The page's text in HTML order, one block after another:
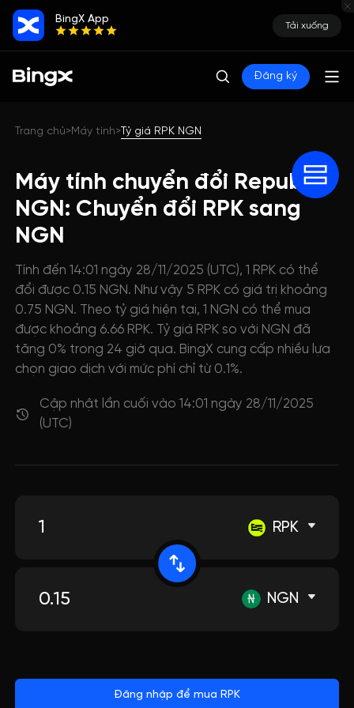
BingX App
Tải xuống
Đăng ký
Trang chủ>Máy tính>Tỷ giá RPK NGN
Máy tính chuyển đổi RepubliK
NGN: Chuyển đổi RPK sang
NGN
Tính đến 14:01 ngày 28/11/2025 (UTC), 1 RPK có thể
đổi được 0.15 NGN. Như vậy 5 RPK có giá trị khoảng
0.75 NGN. Theo tỷ giá hiện tại, 1 NGN có thể mua
được khoảng 6.66 RPK. Tỷ giá RPK so với NGN đã
tăng 0% trong 24 giờ qua. BingX cung cấp nhiều lựa
chọn giao dịch với mức phí chỉ từ 0.1%.
Cập nhật lần cuối vào 14:01 ngày 28/11/2025
(UTC)
RPK
NGN
Đăng nhập để mua RPK